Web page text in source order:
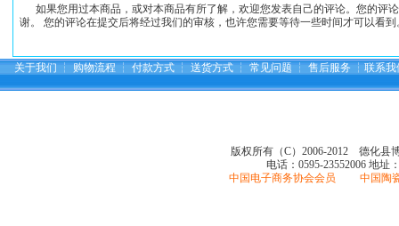
如果您用过本商品，或对本商品有所了解，欢迎您发表自己的评论。您的评
谢。 您的评论在提交后将经过我们的审核，也许您需要等待一些时间才可以看
关于我们 ┆ 购物流程 ┆ 付款方式 ┆ 送货方式 ┆ 常见问题 ┆ 售后服务 ┆ 联系我
版权所有（C）2006-2012 德化县
电话：0595-23552006 地址
中国电子商务协会会员 中国陶